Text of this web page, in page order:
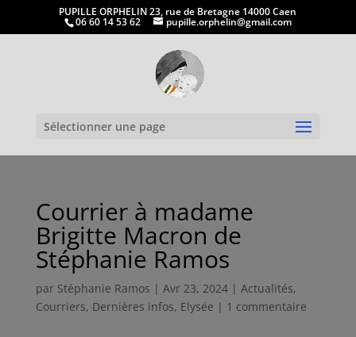
PUPILLE ORPHELIN 23, rue de Bretagne 14000 Caen
06 60 14 53 62 pupille.orphelin@gmail.com
Sélectionner une page
Courrier à madame
Brigitte Macron de
Stéphanie Ramos
par Stéphanie Ramos | Avr 23, 2024| Actualités,
Courriers, Dernières infos, Elysée | 1 commentaire